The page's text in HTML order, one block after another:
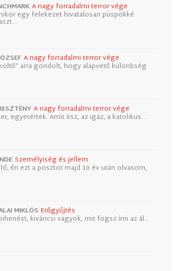
A nagy forradalmi terror vége
egy felekezet hivatalosan püspökké
A nagy forradalmi terror vége
arra gondolt, hogy alapvető különbség
A nagy forradalmi terror vége
egyetértek. Amit írsz, az igaz, a katolikus…
Személyiség és jellem
Én ezt a posztot majd 10 év után olvasom,
MIKLÓS Erőgyűjtés
kiváncsi vagyok, mit fogsz írni az ál…